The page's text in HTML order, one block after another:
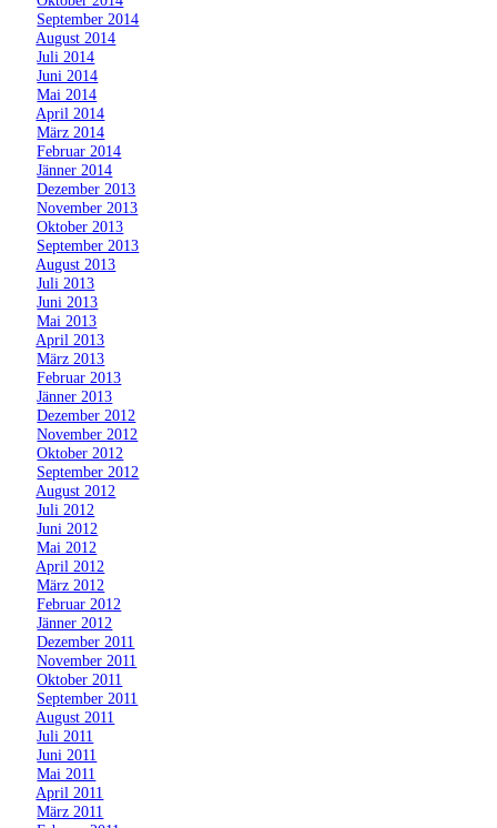
September 2014
August 2014
»Juli 2014
»Juni 2014
»Mai 2014
April 2014
»März 2014
»Februar 2014
»Jänner 2014
»Dezember 2013
»November 2013
»Oktober 2013
September 2013
August 2013
»Juli 2013
»Juni 2013
»Mai 2013
April 2013
»März 2013
»Februar 2013
»Jänner 2013
»Dezember 2012
»November 2012
»Oktober 2012
September 2012
August 2012
»Juli 2012
»Juni 2012
»Mai 2012
April 2012
»März 2012
»Februar 2012
»Jänner 2012
»Dezember 2011
»November 2011
»Oktober 2011
September 2011
August 2011
»Juli 2011
»Juni 2011
»Mai 2011
April 2011
»März 2011